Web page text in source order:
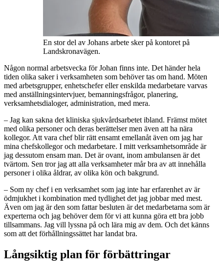
En stor del av Johans arbete sker på kontoret på
Landskronavägen.
Någon normal arbetsvecka för Johan finns inte. Det händer hela
tiden olika saker i verksamheten som behöver tas om hand. Möten
med arbetsgrupper, enhetschefer eller enskilda medarbetare varvas
med anställningsintervjuer, bemanningsfrågor, planering,
verksamhetsdialoger, administration, med mera.
– Jag kan sakna det kliniska sjukvårdsarbetet ibland. Främst mötet
med olika personer och deras berättelser men även att ha nära
kollegor. Att vara chef blir rätt ensamt emellanåt även om jag har
mina chefskollegor och medarbetare. I mitt verksamhetsområde är
jag dessutom ensam man. Det är ovant, inom ambulansen är det
tvärtom. Sen tror jag att alla verksamheter mår bra av att innehålla
personer i olika åldrar, av olika kön och bakgrund.
– Som ny chef i en verksamhet som jag inte har erfarenhet av är
ödmjukhet i kombination med tydlighet det jag jobbar med mest.
Även om jag är den som fattar besluten är det medarbetarna som är
experterna och jag behöver dem för vi att kunna göra ett bra jobb
tillsammans. Jag vill lyssna på och lära mig av dem. Och det känns
som att det förhållningssättet har landat bra.
Långsiktig plan för förbättringar